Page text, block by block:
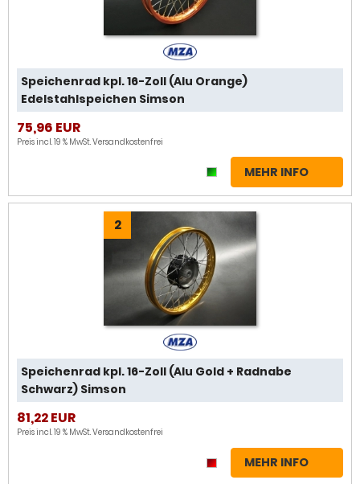
Speichenrad kpl. 16-Zoll (Alu Orange)
Edelstahlspeichen Simson
75,96 EUR
Preis incl. 19 % MwSt.Versandkostenfrei
MEHR INFO
2
Speichenrad kpl. 16-Zoll (Alu Gold + Radnabe
Schwarz) Simson
81,22 EUR
Preis incl. 19 % MwSt.Versandkostenfrei
MEHR INFO